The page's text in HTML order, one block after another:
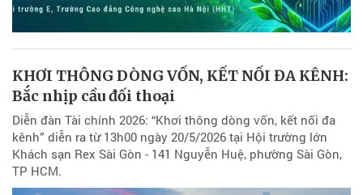
KHƠI THÔNG DÒNG VỐN, KẾT NỐI ĐA KÊNH:
Bắc nhịp cầu đối thoại
Diễn đàn Tài chính 2026: “Khơi thông dòng vốn, kết nối đa
kênh” diễn ra từ 13h00 ngày 20/5/2026 tại Hội trường lớn
Khách sạn Rex Sài Gòn - 141 Nguyễn Huệ, phường Sài Gòn,
TP HCM.